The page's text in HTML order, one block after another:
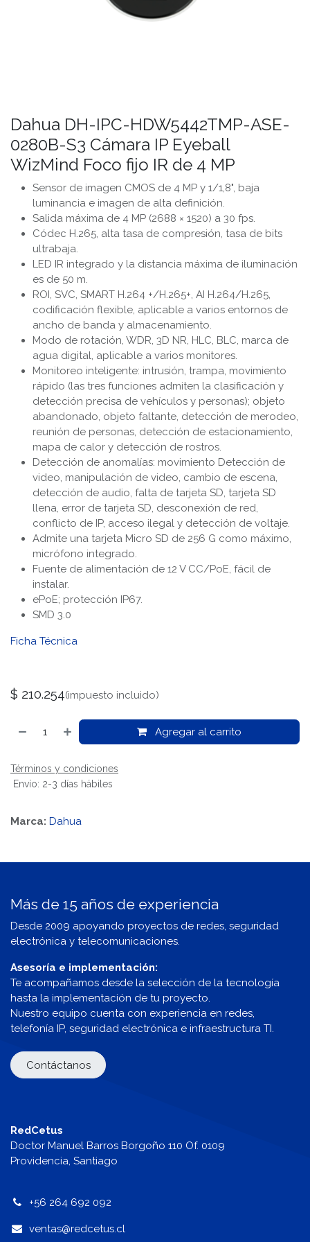
Dahua DH-IPC-HDW5442TMP-ASE-
0280B-S3 Cámara IP Eyeball
WizMind Foco fijo IR de 4 MP
Sensor de imagen CMOS de 4 MP y 1/1,8", baja
luminancia e imagen de alta definición.
Salida máxima de 4 MP (2688 × 1520) a 30 fps.
Códec H.265, alta tasa de compresión, tasa de bits
ultrabaja.
LED IR integrado y la distancia máxima de iluminación
es de 50 m.
ROI, SVC, SMART H.264 +/H.265+, AI H.264/H.265,
codificación flexible, aplicable a varios entornos de
ancho de banda y almacenamiento.
Modo de rotación, WDR, 3D NR, HLC, BLC, marca de
agua digital, aplicable a varios monitores.
Monitoreo inteligente: intrusión, trampa, movimiento
rápido (las tres funciones admiten la clasificación y
detección precisa de vehículos y personas); objeto
abandonado, objeto faltante, detección de merodeo,
reunión de personas, detección de estacionamiento,
mapa de calor y detección de rostros.
Detección de anomalías: movimiento Detección de
video, manipulación de video, cambio de escena,
detección de audio, falta de tarjeta SD, tarjeta SD
llena, error de tarjeta SD, desconexión de red,
conflicto de IP, acceso ilegal y detección de voltaje.
Admite una tarjeta Micro SD de 256 G como máximo,
micrófono integrado.
Fuente de alimentación de 12 V CC/PoE, fácil de
instalar.
ePoE; protección IP67.
SMD 3.0
Ficha Técnica
$ 210.254(impuesto incluido)
Agregar al carrito
Términos y condiciones
Envío: 2-3 días hábiles
Marca: Dahua
Más de 15 años de experiencia
Desde 2009 apoyando proyectos de redes, seguridad
electrónica y telecomunicaciones.
Asesoría e implementación:
Te acompañamos desde la selección de la tecnología
hasta la implementación de tu proyecto.
Nuestro equipo cuenta con experiencia en redes,
telefonía IP, seguridad electrónica e infraestructura TI.
Contáctanos
RedCetus
Doctor Manuel Barros Borgoño 110 Of. 0109
Providencia, Santiago
+56 264 692 092
ventas@redcetus.cl